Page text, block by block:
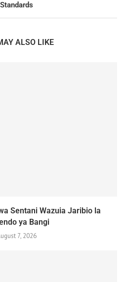
Standards
ALSO LIKE
Sentani Wazuia Jaribio la
ya Bangi
7, 2026